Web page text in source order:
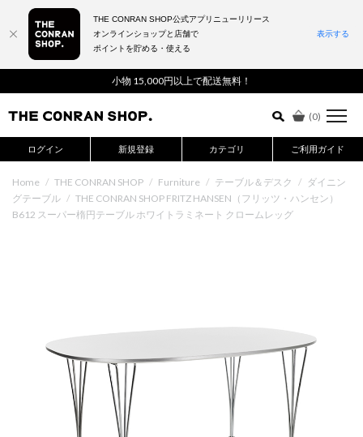
小物 15,000円以上で配送無料！
(0)
ログイン 新規登録 カテゴリ ご利用ガイド
詳細検索はこちら
Home / THE CONRAN SHOP / Furniture / テーブル＆デスク / ダイニン
グテーブル / THE CONRAN SHOP FRITZ HANSEN（フリッツ・ハンセン）
B612 スーパー楕円テーブル ホワイトラミネート クロームレッグ
THE CONRAN SHOP公式アプリニューリリース
オンラインショップと店舗で
ポイントを貯める・使える
表示する